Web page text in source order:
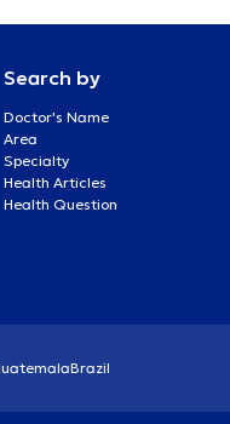
Search by
Doctor's Name
Area
Specialty
Health Articles
Health Question
Brazil